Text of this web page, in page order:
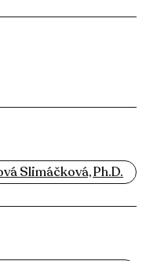
Slimáčková, Ph.D.